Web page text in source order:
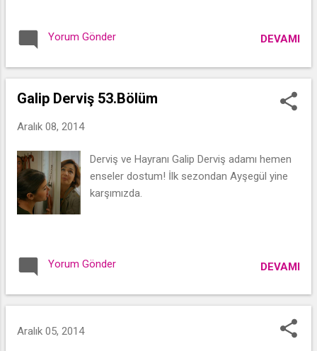
Yorum Gönder DEVAMI
Galip Derviş 53.Bölüm
Aralık 08, 2014
Derviş ve Hayranı Galip Derviş adamı hemen
enseler dostum! İlk sezondan Ayşegül yine
karşımızda.
Yorum Gönder DEVAMI
Aralık 05, 2014